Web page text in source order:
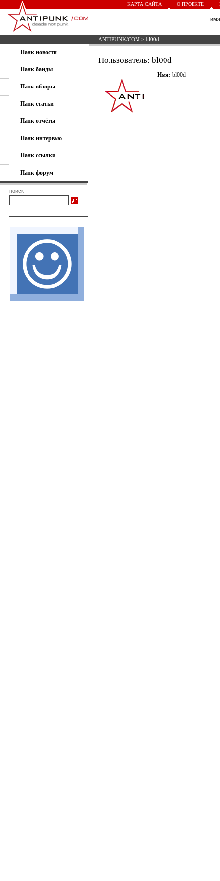
КАРТА САЙТА О ПРОЕКТЕ
ANTIPUNK/COM > bl00d
Панк новости
Панк банды
Панк обзоры
Панк статьи
Панк отчёты
Панк интервью
Панк ссылки
Панк форум
поиск
Пользователь: bl00d
Имя: bl00d